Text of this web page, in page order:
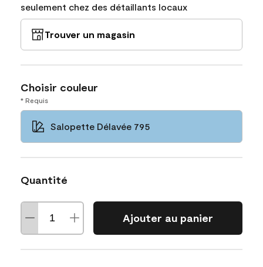
seulement chez des détaillants locaux
Trouver un magasin
Choisir couleur
* Requis
Salopette Délavée 795
Quantité
Ajouter au panier